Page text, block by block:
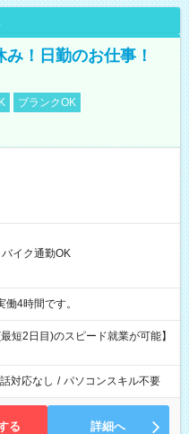
！日勤のお仕事！
ブランクOK
イク通勤OK
ち実働4時間です。
短2日目)のスピード就業が可能】
対応なし / パソコンスキル不要
る 詳細へ